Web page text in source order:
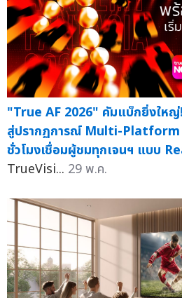
"True AF 2026" คัมแบ็กยิ่งใหญ่
สู่ปรากฏการณ์ Multi-
ชั่วโมงเชื่อมผู้ชมทุกเจนฯ แบบ
TrueVisi... 29 พ.ค.